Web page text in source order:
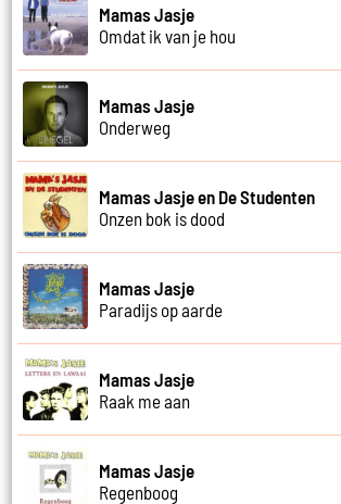
Mamas Jasje
Omdat ik van je hou
Mamas Jasje
Onderweg
Mamas Jasje en De Studenten
Onzen bok is dood
Mamas Jasje
Paradijs op aarde
Mamas Jasje
Raak me aan
Mamas Jasje
Regenboog